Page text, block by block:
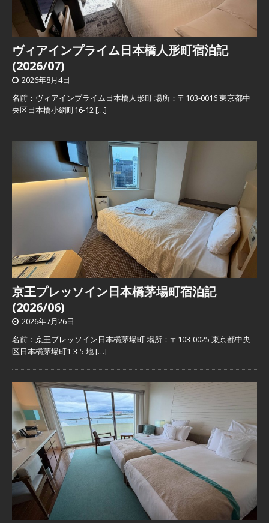
ヴィアインプライム日本橋人形町宿泊記
(2026/07)
2026年8月4日
名前：ヴィアインプライム日本橋人形町 場所：〒103-0016 東京都中
央区日本橋小網町16-12[…]
京王プレッソイン日本橋茅場町宿泊記
(2026/06)
2026年7月26日
名前：京王プレッソイン日本橋茅場町 場所：〒103-0025 東京都中央
区日本橋茅場町1-3-5 地[…]